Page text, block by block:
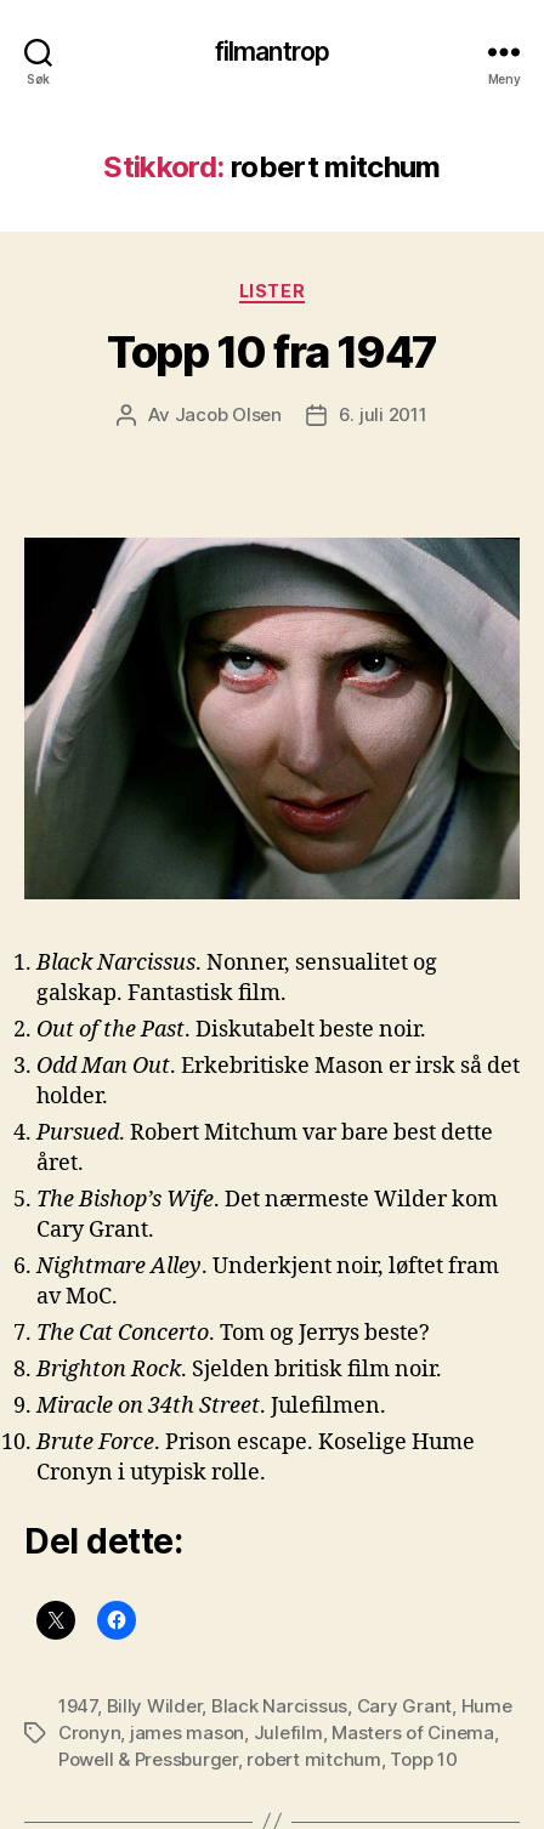
Søk
filmantrop
Meny
Stikkord: robert mitchum
Kategorier
LISTER
Topp 10 fra 1947
Innleggsforfatter
Av Jacob Olsen Publiseringsdato
6. juli 2011
Black Narcissus. Nonner, sensualitet og
galskap. Fantastisk film.
Out of the Past. Diskutabelt beste noir.
Odd Man Out. Erkebritiske Mason er irsk så det
holder.
Pursued. Robert Mitchum var bare best dette
året.
The Bishop’s Wife. Det nærmeste Wilder kom
Cary Grant.
Nightmare Alley. Underkjent noir, løftet fram
av MoC.
The Cat Concerto. Tom og Jerrys beste?
Brighton Rock. Sjelden britisk film noir.
Miracle on 34th Street. Julefilmen.
Brute Force. Prison escape. Koselige Hume
Cronyn i utypisk rolle.
Del dette:
Stikkord
1947, Billy Wilder, Black Narcissus Cary Grant Hume
Cronyn james mason Julefilm Masters of Cinema
Powell & Pressburger, robert mitchum Topp 10